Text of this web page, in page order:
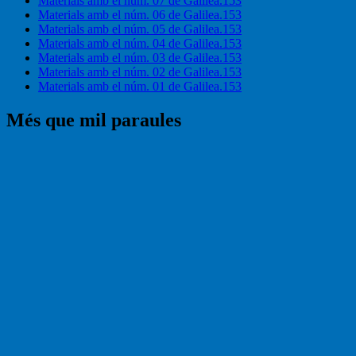
Materials amb el núm. 06 de Galilea.153
Materials amb el núm. 05 de Galilea.153
Materials amb el núm. 04 de Galilea.153
Materials amb el núm. 03 de Galilea.153
Materials amb el núm. 02 de Galilea.153
Materials amb el núm. 01 de Galilea.153
Més que mil paraules